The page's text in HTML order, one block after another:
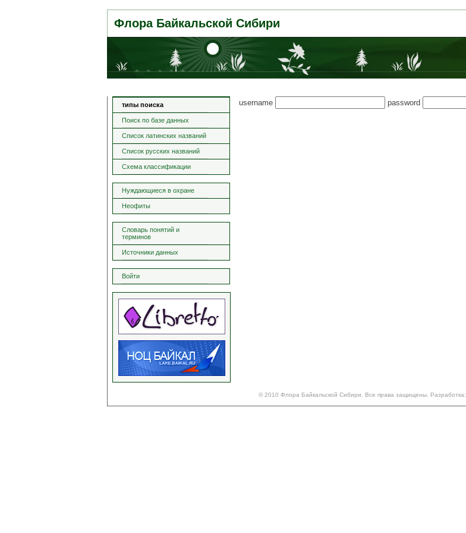
Флора Байкальской Сибири
типы поиска
Поиск по базе данных
Список латинских названий
Список русских названий
Схема классификации
Нуждающиеся в охране
Неофиты
Словарь понятий и
терминов
Источники данных
Войти
username password
© 2010 Флора Байкальской Сибири. Все права защищены. Разработка: